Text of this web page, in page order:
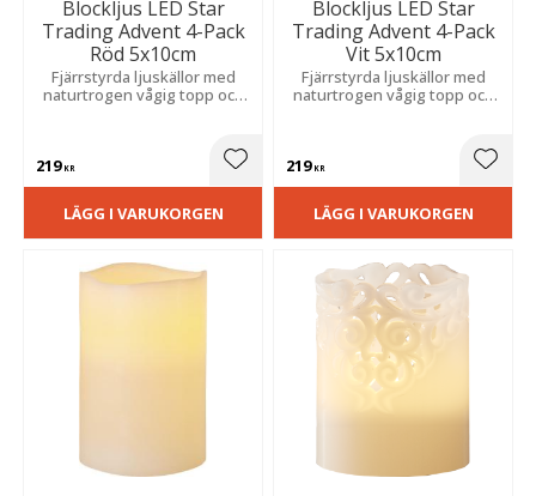
Blockljus LED Star
Trading Advent 4-Pack
Röd 5x10cm
Fjärrstyrda ljuskällor med
naturtrogen vågig topp och
Praktiska batterier medföljer.
219KR Lägg till i favoriter
LÄGG I VARUKORGEN
Blockljus LED Star
Trading Advent 4-Pack
Vit 5x10cm
Fjärrstyrda ljuskällor med
naturtrogen vågig topp och
hemmet. Praktiska batterier
219KR
LÄGG I VARUKORGEN